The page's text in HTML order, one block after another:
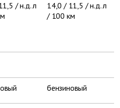
/ н.д. л
14,0 / 11,5 / н.д. л
/ 100 км
бензиновый